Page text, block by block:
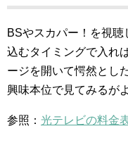
BSやスカパー！を視
込むタイミングで入れ
ージを開いて愕然とした
興味本位で見てみるが
参照： 光テレビの料金